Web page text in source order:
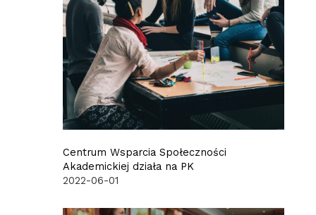
Centrum Wsparcia Społeczności
Akademickiej działa na PK
2022-06-01